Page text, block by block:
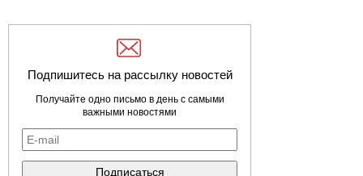
Подпишитесь на рассылку новостей
Получайте одно письмо в день с самыми
важными новостями